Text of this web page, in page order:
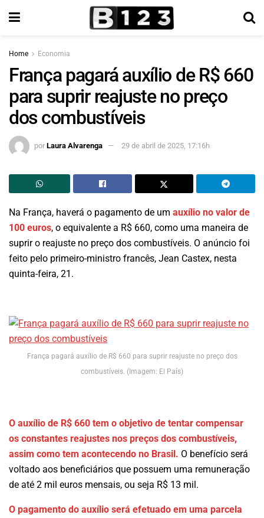
Home Economia
França pagará auxílio de R$ 660
para suprir reajuste no preço
dos combustíveis
por Laura Alvarenga 29 de abril de 2025, 17:16h
Na França, haverá o pagamento de um auxílio no valor de
100 euros, o equivalente a R$ 660, como uma maneira de
suprir o reajuste no preço dos combustíveis. O anúncio foi
feito pelo primeiro-ministro francês, Jean Castex, nesta
quinta-feira, 21.
França pagará auxílio de R$ 660 para suprir reajuste no preço dos
combustíveis. (Imagem: El País)
O auxílio de R$ 660 tem o objetivo de tentar compensar
os constantes reajustes nos preços dos combustíveis,
assim como tem acontecendo no Brasil. O benefício será
voltado aos beneficiários que possuem uma remuneração
de até 2 mil euros mensais, ou seja R$ 13 mil.
O pagamento do auxílio será efetuado em uma parcela